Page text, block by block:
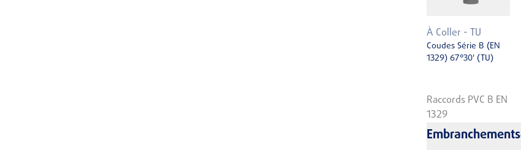
À Coller - TU
Coudes Série B (EN
1329) 67°30' (TU)
Raccords PVC B EN
1329
Embranchements